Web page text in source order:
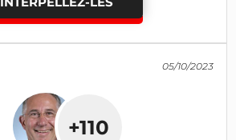
05/10/2023
+110